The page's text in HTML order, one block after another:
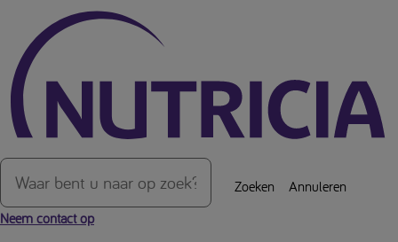
Over de inhoud van de pagina
Zoeken
Annuleren
Neem contact op